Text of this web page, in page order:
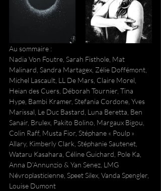
Au sommaire :
Nadia Von Foutre, Sarah Fisthole, Mat
Malinard, Sandra Martagex, Zélie Doffémont,
Michel Lascault, LL De Mars, Claire Morel,
Heian des Cuers, Déborah Tournier, Tina
Hype, Bambi Kramer, Stefania Cordone, Yves
Marissal, Le Duc Bastard, Luna Beretta, Ben
Sanair, Brulex, Pakito Bolino, Margaux Bigou,
Colin Raff, Musta Fior, Stéphane « Poulp »
Allary, Kimberly Clark, Stéphanie Sautenet,
Wataru Kasahara, Céline Guichard, Pole Ka,
Anna D’Annunzio & Yan Senez, LMG
Névroplasticienne, Speet Silex, Vanda Spengler,
Louise Dumont